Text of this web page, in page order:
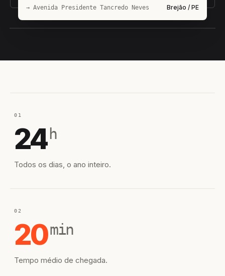
→ Avenida Presidente Tancredo Neves Brejão / PE
01
24 h
Todos os dias, o ano inteiro.
02
20min
Tempo médio de chegada.